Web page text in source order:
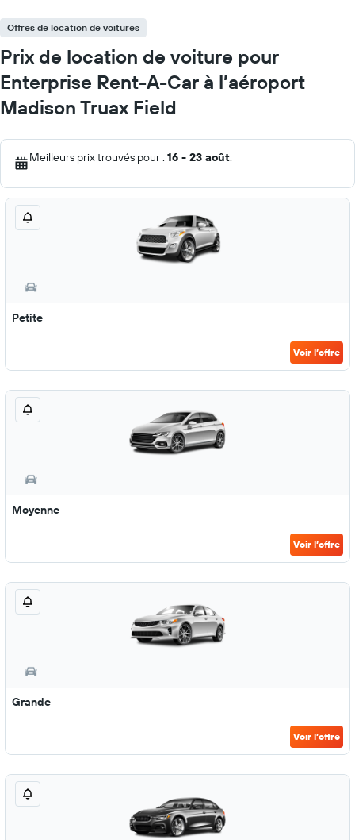
Offres de location de voitures
Prix de location de voiture pour
Enterprise Rent-A-Car à l’aéroport
Madison Truax Field
Meilleurs prix trouvés pour : 16 - 23 août.
Petite
Voir l’offre
Moyenne
Voir l’offre
Grande
Voir l’offre